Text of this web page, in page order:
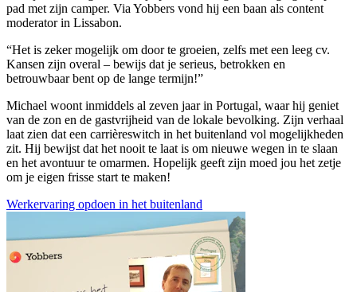
pad met zijn camper. Via Yobbers vond hij een baan als content
moderator in Lissabon.
“Het is zeker mogelijk om door te groeien, zelfs met een leeg cv.
Kansen zijn overal – bewijs dat je serieus, betrokken en
betrouwbaar bent op de lange termijn!”
Michael woont inmiddels al zeven jaar in Portugal, waar hij geniet
van de zon en de gastvrijheid van de lokale bevolking. Zijn verhaal
laat zien dat een carrièreswitch in het buitenland vol mogelijkheden
zit. Hij bewijst dat het nooit te laat is om nieuwe wegen in te slaan
en het avontuur te omarmen. Hopelijk geeft zijn moed jou het zetje
om je eigen frisse start te maken!
Werkervaring opdoen in het buitenland